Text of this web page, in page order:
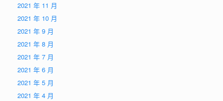
2021 年 11 月
2021 年 10 月
2021 年 9 月
2021 年 8 月
2021 年 7 月
2021 年 6 月
2021 年 5 月
2021 年 4 月